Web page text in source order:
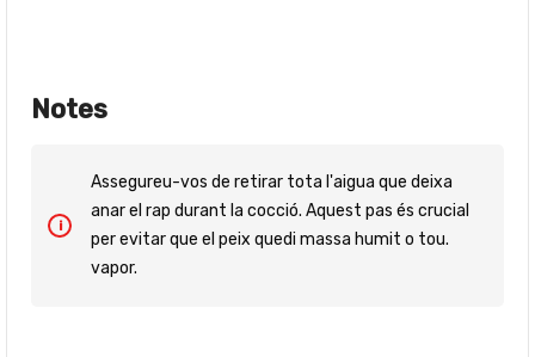
Notes
Assegureu-vos de retirar tota l'aigua que deixa
anar el rap durant la cocció. Aquest pas és crucial
per evitar que el peix quedi massa humit o tou.
vapor.